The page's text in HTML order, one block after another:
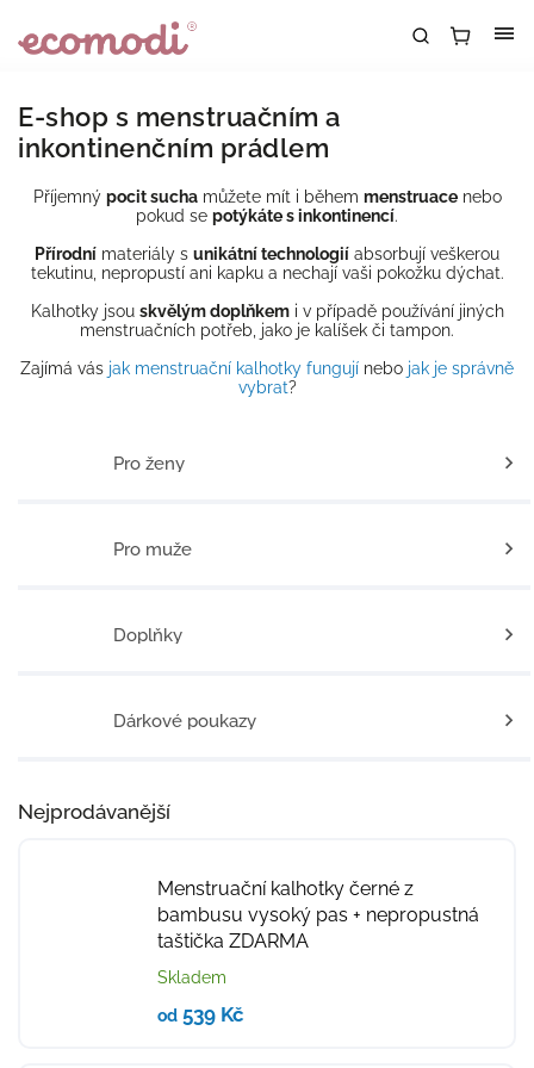
E-shop s menstruačním a
inkontinenčním prádlem
Příjemný pocit suchamůžete mít i během menstruacenebo
pokud se potýkáte s inkontinencí.
Přírodní materiály s unikátní technologií absorbují veškerou
tekutinu, nepropustí ani kapku a nechají vaši pokožku dýchat.
Kalhotky jsou skvělým doplňkemi v případě používání jiných
menstruačních potřeb, jako je kalíšek či tampon.
Zajímá vás jak menstruační kalhotky fungují nebo jak je správně
vybrat?
Pro ženy
Pro muže
Doplňky
Dárkové poukazy
Nejprodávanější
Menstruační kalhotky černé z
bambusu vysoký pas + nepropustná
taštička ZDARMA
Skladem
od 539 Kč